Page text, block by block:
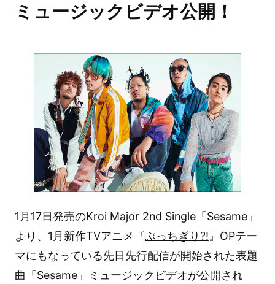
ミュージックビデオ公開！
1月17日発売のKroi Major 2nd Single「Sesame」
より、1月新作TVアニメ『ぶっちぎり?! 』OPテー
マにもなっている先日先行配信が開始された表題
曲「Sesame」ミュージックビデオが公開され